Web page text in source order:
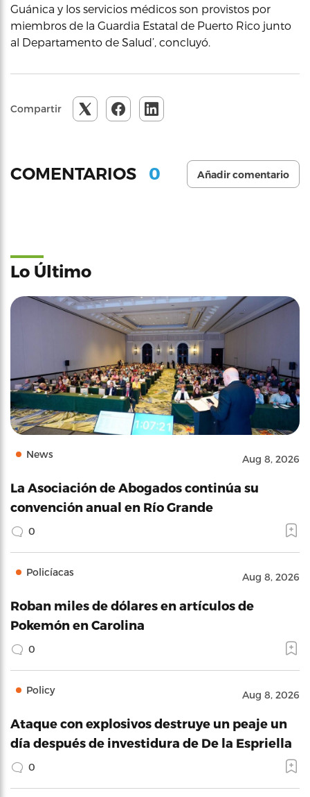
Guánica y los servicios médicos son provistos por
miembros de la Guardia Estatal de Puerto Rico junto
al Departamento de Salud’, concluyó.
Compartir
COMENTARIOS 0 Añadir comentario
Lo Último
News Aug 8, 2026
La Asociación de Abogados continúa su
convención anual en Río Grande
0
Policíacas Aug 8, 2026
Roban miles de dólares en artículos de
Pokemón en Carolina
0
Policy Aug 8, 2026
Ataque con explosivos destruye un peaje un
día después de investidura de De la Espriella
0